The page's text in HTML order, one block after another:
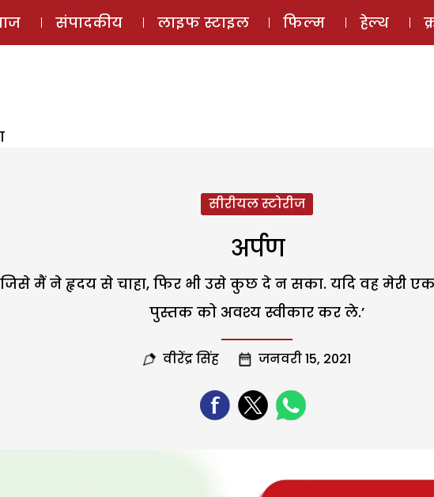
ई-मैगज़ीन
संपादकीय लाइफ स्टाइल फिल्म हेल्थ
सीरीयल स्टोरीज
अर्पण
जिसे मैं ने हृदय से चाहा, फिर भी उसे कुछ दे न सका. यदि वह
पुस्तक को अवश्य स्वीकार कर ले.’
वीरेंद्र सिंह जनवरी 15, 2021